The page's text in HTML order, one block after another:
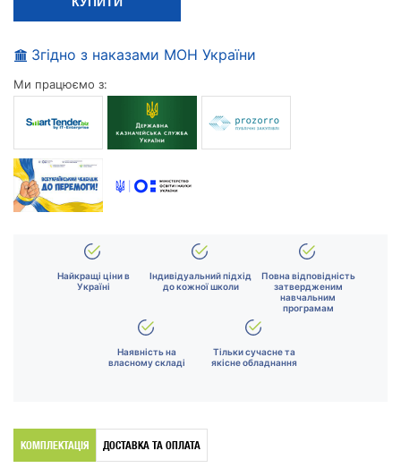
Згідно з наказами МОН України
Ми працюємо з:
Найкращі ціни в
Україні
Індивідуальний підхід
до кожної школи
Повна відповідність
затвердженим
навчальним
програмам
Наявність на
власному складі
Тільки сучасне та
якісне обладнання
КОМПЛЕКТАЦІЯ ДОСТАВКА ТА ОПЛАТА